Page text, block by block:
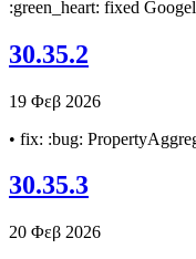
:green_heart: fixed
30.35.2
19 Φεβ 2026
• fix: :bug:
30.35.3
20 Φεβ 2026